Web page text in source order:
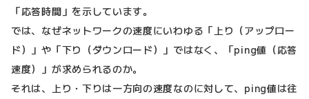
「応答時間」を示しています。
では、なぜネットワークの速度にいわゆる「上り（アップロー
ド）」や「下り（ダウンロード）」ではなく、「ping値（応答
速度）」が求められるのか。
それは、上り・下りは一方向の速度なのに対して、ping値は往